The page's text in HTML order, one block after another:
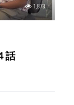
1,873
話